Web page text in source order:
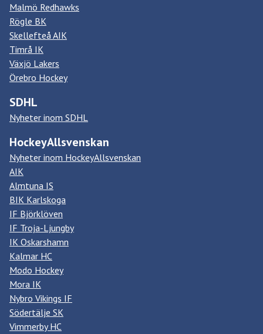
Malmö Redhawks
Rögle BK
Skellefteå AIK
Timrå IK
Växjö Lakers
Örebro Hockey
SDHL
Nyheter inom SDHL
HockeyAllsvenskan
Nyheter inom HockeyAllsvenskan
AIK
Almtuna IS
BIK Karlskoga
IF Björklöven
IF Troja-Ljungby
IK Oskarshamn
Kalmar HC
Modo Hockey
Mora IK
Nybro Vikings IF
Södertälje SK
Vimmerby HC